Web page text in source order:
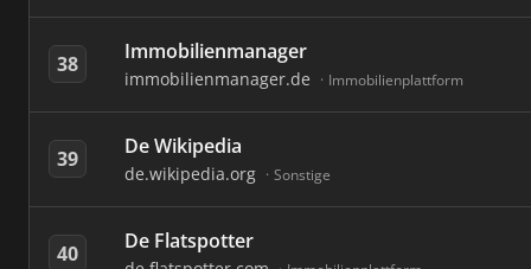
38 Immobilienmanager
immobilienmanager.de Immobilienplattform
39 De Wikipedia
de.wikipedia.org Sonstige
40 De Flatspotter